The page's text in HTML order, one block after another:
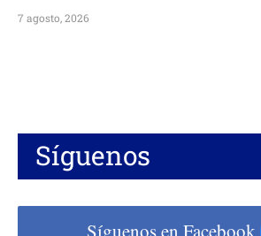
7 agosto, 2026
Síguenos